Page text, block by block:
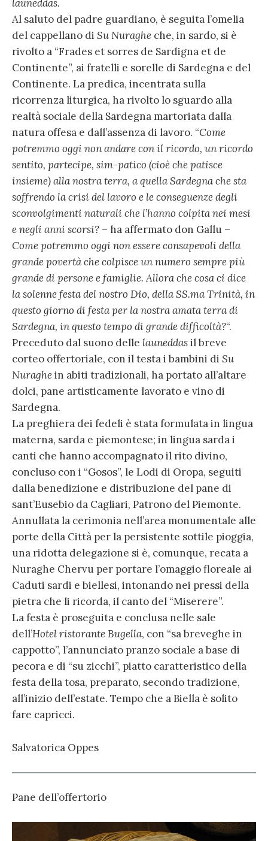
launeddas.
Al saluto del padre guardiano, è seguita l’omelia
del cappellano di Su Nuraghe che, in sardo, si è
rivolto a “Frades et sorres de Sardigna et de
Continente”, ai fratelli e sorelle di Sardegna e del
Continente. La predica, incentrata sulla
ricorrenza liturgica, ha rivolto lo sguardo alla
realtà sociale della Sardegna martoriata dalla
natura offesa e dall’assenza di lavoro. “Come
potremmo oggi non andare con il ricordo, un ricordo
sentito, partecipe, sim-patico (cioè che patisce
insieme) alla nostra terra, a quella Sardegna che sta
soffrendo la crisi del lavoro e le conseguenze degli
sconvolgimenti naturali che l’hanno colpita nei mesi
e negli anni scorsi? – ha affermato don Gallu –
Come potremmo oggi non essere consapevoli della
grande povertà che colpisce un numero sempre più
grande di persone e famiglie. Allora che cosa ci dice
la solenne festa del nostro Dio, della SS.ma Trinità, in
questo giorno di festa per la nostra amata terra di
Sardegna, in questo tempo di grande difficoltà?“.
Preceduto dal suono delle launeddasil breve
corteo offertoriale, con il testa i bambini di Su
Nuraghein abiti tradizionali, ha portato all’altare
dolci, pane artisticamente lavorato e vino di
Sardegna.
La preghiera dei fedeli è stata formulata in lingua
materna, sarda e piemontese; in lingua sarda i
canti che hanno accompagnato il rito divino,
concluso con i “Gosos”, le Lodi di Oropa, seguiti
dalla benedizione e distribuzione del pane di
sant’Eusebio da Cagliari, Patrono del Piemonte.
Annullata la cerimonia nell’area monumentale alle
porte della Città per la persistente sottile pioggia,
una ridotta delegazione si è, comunque, recata a
Nuraghe Chervu per portare l’omaggio floreale ai
Caduti sardi e biellesi, intonando nei pressi della
pietra che li ricorda, il canto del “Miserere”.
La festa è proseguita e conclusa nelle sale
dell’Hotel ristorante Bugella, con “sa breveghe in
cappotto”, l’annunciato pranzo sociale a base di
pecora e di “su zicchi”, piatto caratteristico della
festa della tosa, preparato, secondo tradizione,
all’inizio dell’estate. Tempo che a Biella è solito
fare capricci.
Salvatorica Oppes
Pane dell’offertorio